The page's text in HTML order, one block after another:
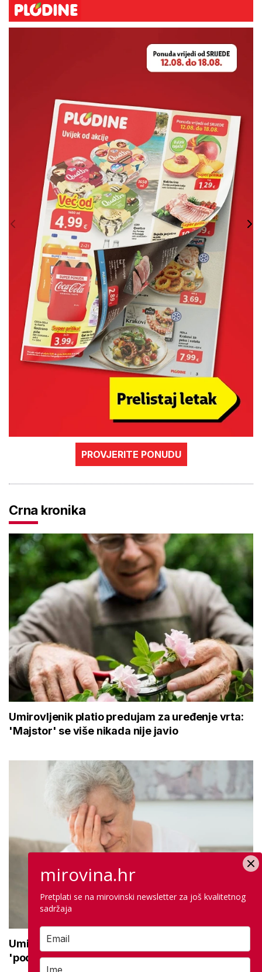
PROVJERITE PONUDU
Crna kronika
Umirovljenik platio predujam za uređenje vrta:
'Majstor' se više nikada nije javio
Umirovljenica ostala bez 24.000 eura: Novac
'podijelili' lažni policajac i taksist
mirovina.hr
Pretplati se na mirovinski newsletter za još kvalitetnog
sadržaja